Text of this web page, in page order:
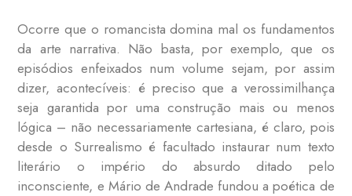
Ocorre que o romancista domina mal os fundamentos
da arte narrativa. Não basta, por exemplo, que os
episódios enfeixados num volume sejam, por assim
dizer, acontecíveis: é preciso que a verossimilhança
seja garantida por uma construção mais ou menos
lógica – não necessariamente cartesiana, é claro, pois
desde o Surrealismo é facultado instaurar num texto
literário o império do absurdo ditado pelo
inconsciente, e Mário de Andrade fundou a poética de